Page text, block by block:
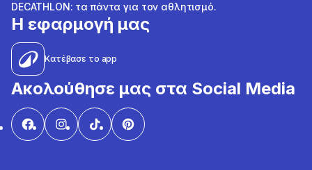
DECATHLON: τα πάντα για τον αθλητισμό.
Η εφαρμογή μας
Κατέβασε το app
Ακολούθησε μας στα Social Media